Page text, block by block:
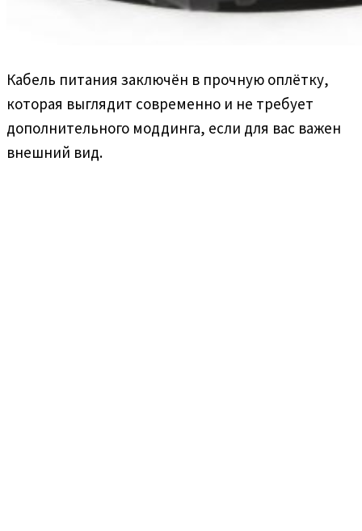
Кабель питания заключён в прочную оплётку,
которая выглядит современно и не требует
дополнительного моддинга, если для вас важен
внешний вид.